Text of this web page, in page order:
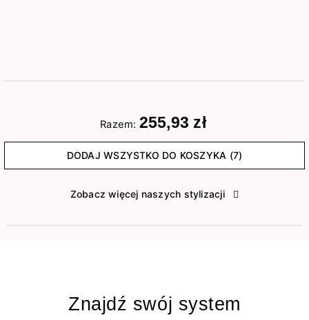
Razem: 255,93 zł
DODAJ WSZYSTKO DO KOSZYKA (7)
Zobacz więcej naszych stylizacji
Znajdź swój system